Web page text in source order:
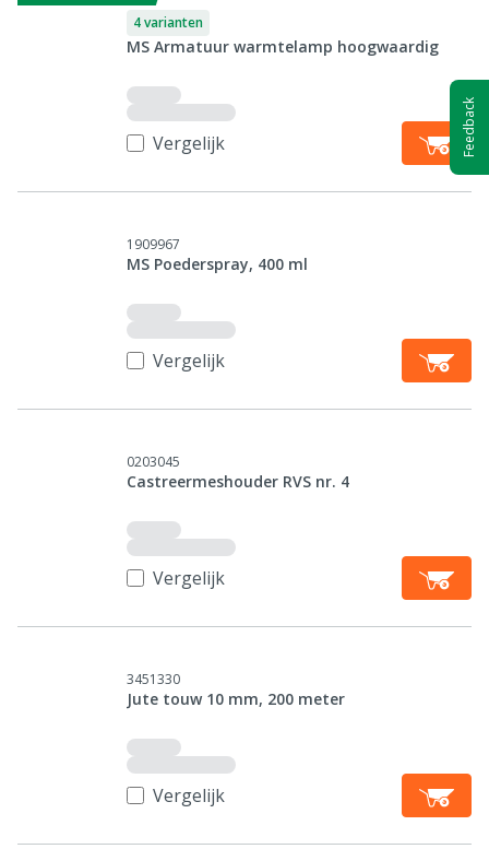
4 varianten
MS Armatuur warmtelamp hoogwaardig
Vergelijk
1909967
MS Poederspray, 400 ml
Vergelijk
0203045
Castreermeshouder RVS nr. 4
Vergelijk
3451330
Jute touw 10 mm, 200 meter
Vergelijk
Feedback